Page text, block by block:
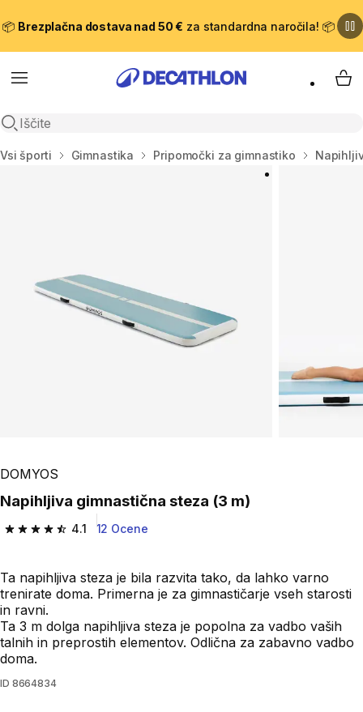
📦 Brezplačna dostava nad 50 € za standardna naročila! 📦
Meni
Odpri iskanje
Domov
Vsi športi Gimnastika Pripomočki za gimnastiko
DOMYOS
Napihljiva gimnastična steza (3 m)
4.1
4.1 od 5 zvezdic from 12 ocene
12 Ocene
Ta napihljiva steza je bila razvita tako, da lahko varno
trenirate doma. Primerna je za gimnastičarje vseh starosti
in ravni.
Ta 3 m dolga napihljiva steza je popolna za vadbo vaših
talnih in preprostih elementov. Odlična za zabavno vadbo
doma.
ID 8664834